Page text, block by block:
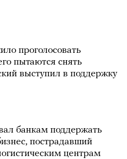
проголосовать
пытаются снять
выступил в поддержку
банкам поддержать
пострадавший
центрам